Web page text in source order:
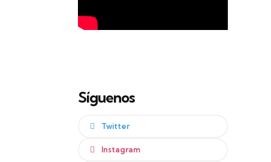
Síguenos
Twitter
Instagram